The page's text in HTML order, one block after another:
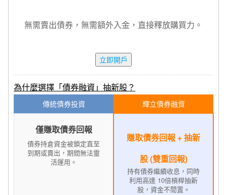
無需賣出債券，無需額外入金，直接釋放購買力。
立即開戶
為什麼選擇「債券融資」抽新股？
傳統債券投資 輝立債券融資
僅賺取債券回報
債券持倉資金被鎖定直至
到期或賣出，期間無法靈
活運用。
賺取債券回報 + 抽新
股 (雙重回報)
持有債券繼續收息，同時
利用高達 10倍槓桿抽新
股，資金不閒置。